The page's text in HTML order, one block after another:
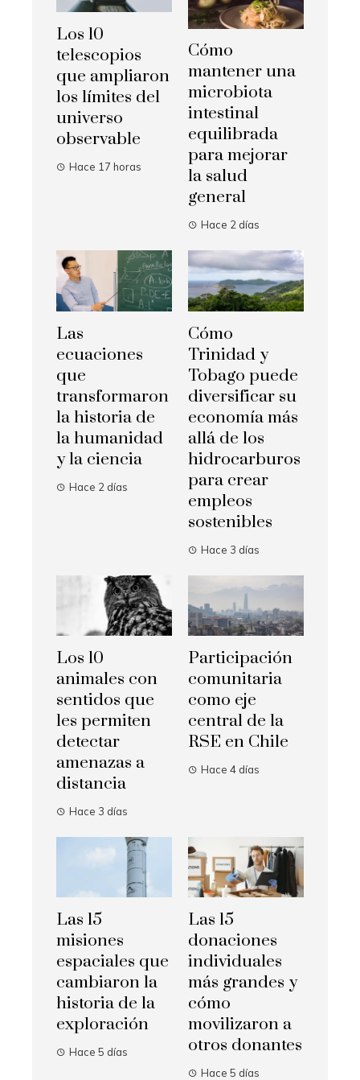
Los 10
telescopios
que ampliaron
los límites del
universo
observable
Hace 17 horas
Cómo
mantener una
microbiota
intestinal
equilibrada
para mejorar
la salud
general
Hace 2 días
Las
ecuaciones
que
transformaron
la historia de
la humanidad
y la ciencia
Hace 2 días
Cómo
Trinidad y
Tobago puede
diversificar su
economía más
allá de los
hidrocarburos
para crear
empleos
sostenibles
Hace 3 días
Los 10
animales con
sentidos que
les permiten
detectar
amenazas a
distancia
Hace 3 días
Participación
comunitaria
como eje
central de la
RSE en Chile
Hace 4 días
Las 15
misiones
espaciales que
cambiaron la
historia de la
exploración
Hace 5 días
Las 15
donaciones
individuales
más grandes y
cómo
movilizaron a
otros donantes
Hace 5 días